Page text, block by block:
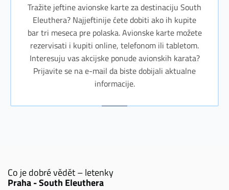
Tražite jeftine avionske karte za destinaciju South
Eleuthera? Najjeftinije ćete dobiti ako ih kupite
bar tri meseca pre polaska. Avionske karte možete
rezervisati i kupiti online, telefonom ili tabletom.
Interesuju vas akcijske ponude avionskih karata?
Prijavite se na e-mail da biste dobijali aktualne
informacije.
Co je dobré vědět – letenky
Praha - South Eleuthera